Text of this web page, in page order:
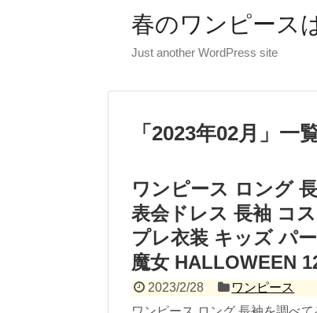
春のワンピース
Just another WordPress site
「 2023年02月 」 一
ワンピース ロング
表会ドレス 長袖 コ
プレ衣装 キッズ パ
魔女 HALLOWEEN
2023/2/28
ワンピース